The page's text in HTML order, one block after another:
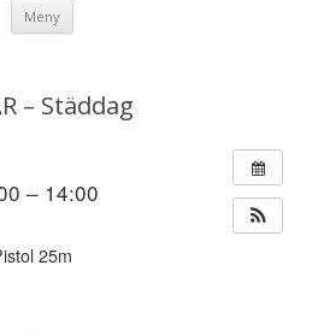
Meny
– Städdag
– 14:00
25m